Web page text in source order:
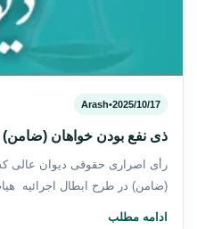
2025/10/17
•
Arash
ذی نفع بودن خواهان (ضامن)
رأی اصراری حقوقی دیوان عالی
(ضامن) در طرح ابطال اجرائیه
ادامه مطلب